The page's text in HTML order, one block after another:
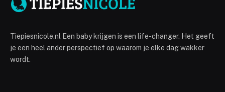
Tiepiesnicole.nl Een baby krijgen is een life-changer. Het geeft
je een heel ander perspectief op waarom je elke dag wakker
wordt.